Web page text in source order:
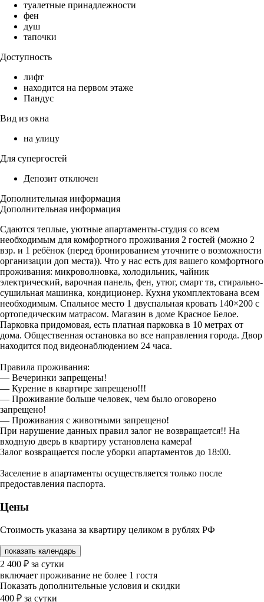
туалетные принадлежности
фен
душ
тапочки
Доступность
лифт
находится на первом этаже
Пандус
Вид из окна
на улицу
Для супергостей
Депозит отключен
Дополнительная информация
Дополнительная информация
Сдаются теплые, уютные апартаменты-студия со всем
необходимым для комфортного проживания 2 гостей (можно 2
взр. и 1 ребёнок (перед бронированием уточните о возможности
организации доп места)). Что у нас есть для вашего комфортного
проживания: микроволновка, холодильник, чайник
электрический, варочная панель, фен, утюг, смарт тв, стирально-
сушильная машинка, кондиционер. Кухня укомплектована всем
необходимым. Спальное место 1 двуспальная кровать 140×200 с
ортопедическим матрасом. Магазин в доме Красное Белое.
Парковка придомовая, есть платная парковка в 10 метрах от
дома. Общественная остановка во все направления города. Двор
находится под видеонаблюдением 24 часа.
Правила проживания:
— Вечеринки запрещены!
— Курение в квартире запрещено!!!
— Проживание больше человек, чем было оговорено
запрещено!
— Проживания с животными запрещено!
При нарушение данных правил залог не возвращается!! На
входную дверь в квартиру установлена камера!
Залог возвращается после уборки апартаментов до 18:00.
Заселение в апартаменты осуществляется только после
предоставления паспорта.
Цены
Стоимость указана за квартиру целиком в рублях РФ
показать календарь
2 400 ₽ за сутки
включает проживание не более 1 гостя
Показать дополнительные условия и скидки
400 ₽ за сутки